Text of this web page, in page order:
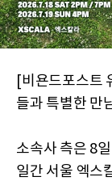
[비욘드포스트
들과 특별한 만
소속사 측은 8
일간 서울 엑스